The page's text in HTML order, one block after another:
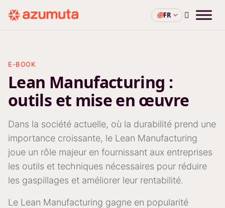
FR
E-BOOK
Lean Manufacturing :
outils et mise en œuvre
Dans la société actuelle, où la durabilité prend une
importance croissante, le Lean Manufacturing
joue un rôle majeur en fournissant aux entreprises
les outils et techniques nécessaires pour réduire
les gaspillages et améliorer leur rentabilité.
Le Lean Manufacturing gagne en popularité